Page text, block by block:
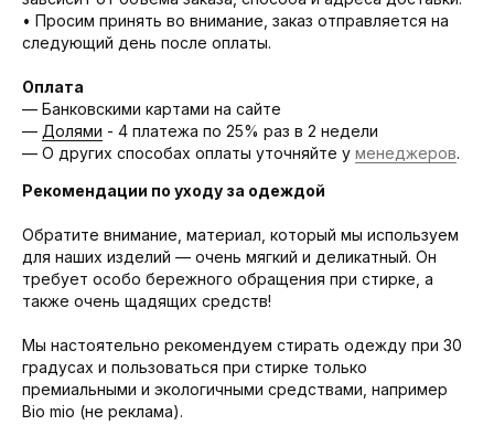
• Просим принять во внимание, заказ отправляется на
следующий день после оплаты.
Оплата
— Банковскими картами на сайте
— Долями - 4 платежа по 25% раз в 2 недели
— О других способах оплаты уточняйте у менеджеров.
Рекомендации по уходу за одеждой
Обратите внимание, материал, который мы используем
для наших изделий — очень мягкий и деликатный. Он
требует особо бережного обращения при стирке, а
также очень щадящих средств!
Мы настоятельно рекомендуем стирать одежду при 30
градусах и пользоваться при стирке только
премиальными и экологичными средствами, например
Bio mio (не реклама).